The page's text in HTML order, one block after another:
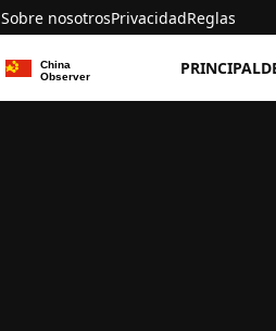
Sobre nosotrosPrivacidadReglas
PRINCIPAL